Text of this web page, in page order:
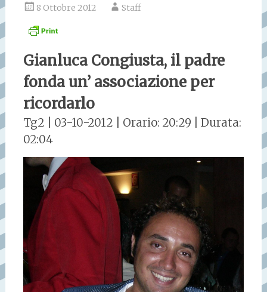
8 Ottobre 2012 Staff
Gianluca Congiusta, il padre
fonda un’ associazione per
ricordarlo
Tg2 03-10-2012 Orario: 20:29
Durata:
02:04